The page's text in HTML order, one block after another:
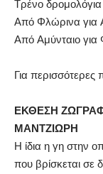
Τρένο δρομολόγια
Από Φλώρινα για
Από Αμύνταιο για
Για περισσότερες
ΕΚΘΕΣΗ
ΜΑΝΤΖΙΩΡΗ
Η ίδια η γη στην
που βρίσκεται σε